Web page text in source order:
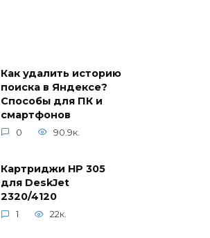
Как удалить историю
поиска в Яндексе?
Способы для ПК и
смартфонов
0 90.9к.
Картриджи HP 305
для DeskJet
2320/4120
1 22к.